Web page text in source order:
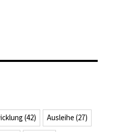
(42) Ausleihe (27)